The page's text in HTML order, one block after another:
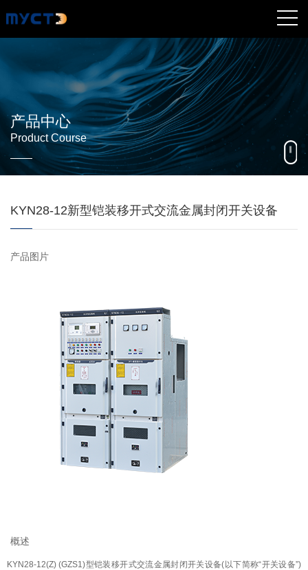
产品中心
Product Course
KYN28-12新型铠装移开式交流金属封闭开关设备
产品图片
概述
KYN28-12(Z) (GZS1)型铠装移开式交流金属封闭开关设备(以下简称“开关设备”)